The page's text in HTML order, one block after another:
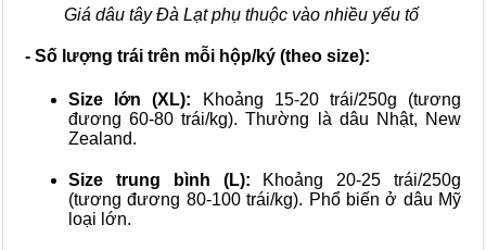
Giá dâu tây Đà Lạt phụ thuộc vào nhiều yếu tố
- Số lượng trái trên mỗi hộp/ký (theo size):
Size lớn (XL): Khoảng 15-20 trái/250g (tương
đương 60-80 trái/kg). Thường là dâu Nhật, New
Zealand.
Size trung bình (L): Khoảng 20-25 trái/250g
(tương đương 80-100 trái/kg). Phổ biến ở dâu Mỹ
loại lớn.